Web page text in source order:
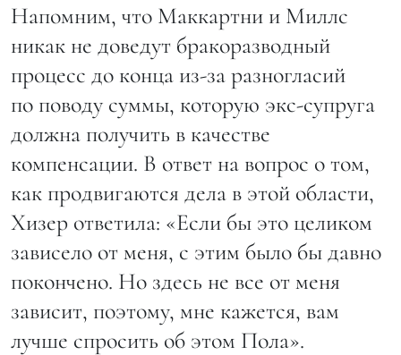
Напомним, что Маккартни и Миллс
никак не доведут бракоразводный
процесс до конца из-за разногласий
по поводу суммы, которую экс-супруга
должна получить в качестве
компенсации. В ответ на вопрос о том,
как продвигаются дела в этой области,
Хизер ответила: «Если бы это целиком
зависело от меня, с этим было бы давно
покончено. Но здесь не все от меня
зависит, поэтому, мне кажется, вам
лучше спросить об этом Пола».